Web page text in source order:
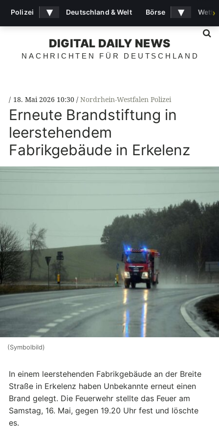
DIGITAL DAILY NEWS
NACHRICHTEN FÜR DEUTSCHLAND
18. Mai 2026 10:30 Nordrhein-Westfalen Polizei
Erneute Brandstiftung in
leerstehendem
Fabrikgebäude in Erkelenz
(Symbolbild)
In einem leerstehenden Fabrikgebäude an der Breite
Straße in Erkelenz haben Unbekannte erneut einen
Brand gelegt. Die Feuerwehr stellte das Feuer am
Samstag, 16. Mai, gegen 19.20 Uhr fest und löschte
es.
Polizei ▾ Deutschland & Welt Börse ▾ ›